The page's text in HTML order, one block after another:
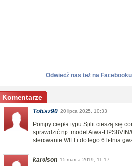
Odwiedź nas też na Facebooku
Komentarze
Tobisz90 20 lipca 2025, 10:33
Pompy ciepła typu Split cieszą się
sprawdzić np. model Aiwa-
sterowanie WIFI i do tego 6 letnia
karolson 15 marca 2019, 11:17